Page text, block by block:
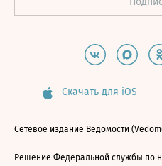
Скачать для iOS
Сетевое издание Ведомости
Решение Федеральной службы по